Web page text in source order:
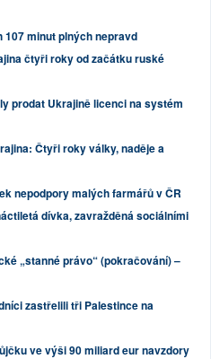
107 minut plných nepravd
čtyři roky od začátku ruské
prodat Ukrajině licenci na systém
Čtyři roky války, naděje a
nepodpory malých farmářů v ČR
dívka, zavražděná sociálními
„stanné právo“ (pokračování) –
zastřelili tři Palestince na
ve výši 90 miliard eur navzdory